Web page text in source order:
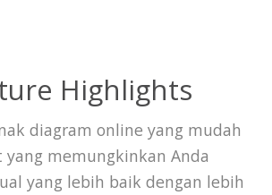
Highlights
diagram online yang mudah
memungkinkan Anda
yang lebih baik dengan lebih